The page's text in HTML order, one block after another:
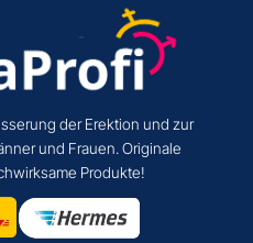
der Erektion und zur
und Frauen. Originale
Produkte!